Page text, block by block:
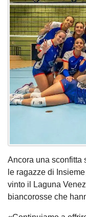
Ancora una sconfitta
le ragazze di
vinto il Laguna
biancorosse che